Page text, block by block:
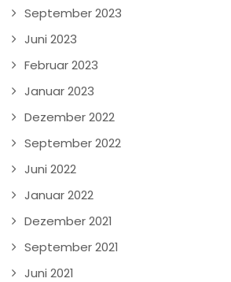
September 2023
Juni 2023
Februar 2023
Januar 2023
Dezember 2022
September 2022
Juni 2022
Januar 2022
Dezember 2021
September 2021
Juni 2021